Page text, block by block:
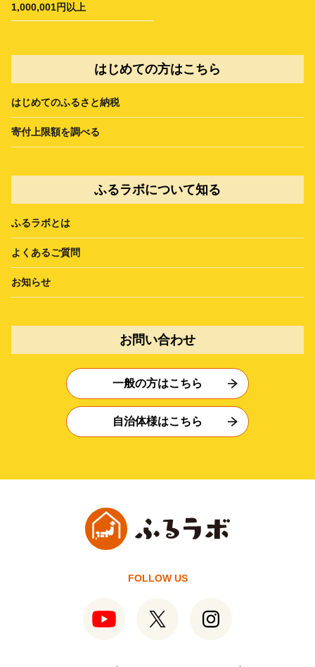
1,000,001円以上
はじめての方はこちら
はじめてのふるさと納税
寄付上限額を調べる
ふるラボについて知る
ふるラボとは
よくあるご質問
お知らせ
お問い合わせ
一般の方はこちら
自治体様はこちら
FOLLOW US